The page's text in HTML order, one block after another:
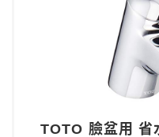
TOTO 臉盆用